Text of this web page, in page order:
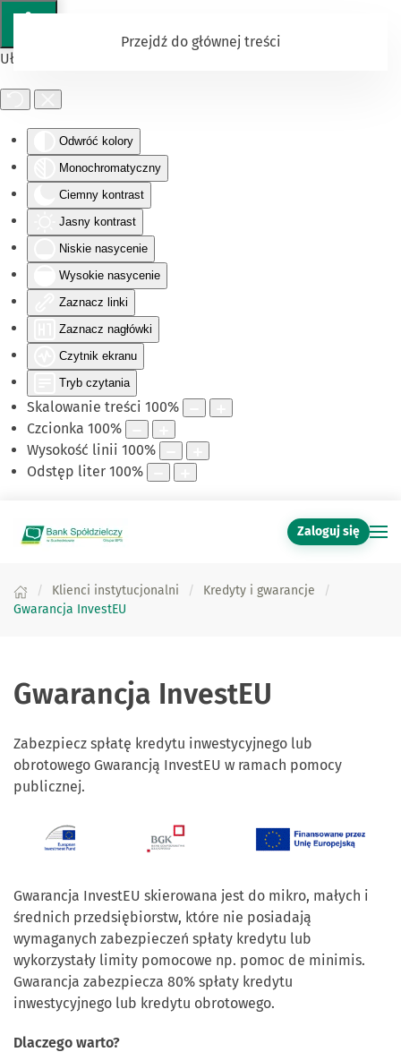
Ułatwienia dostępu
Odwróć kolory
Monochromatyczny
Ciemny kontrast
Jasny kontrast
Niskie nasycenie
Wysokie nasycenie
Zaznacz linki
Zaznacz nagłówki
Czytnik ekranu
Tryb czytania
Skalowanie treści 100%
Czcionka 100%
Wysokość linii 100%
Odstęp liter 100%
Przejdź do głównej treści
Zaloguj się
Klienci instytucjonalni
Kredyty i gwarancje
Gwarancja InvestEU
Gwarancja InvestEU
Zabezpiecz spłatę kredytu inwestycyjnego lub
obrotowego Gwarancją InvestEU w ramach pomocy
publicznej.
Gwarancja InvestEU skierowana jest do mikro, małych i
średnich przedsiębiorstw, które nie posiadają
wymaganych zabezpieczeń spłaty kredytu lub
wykorzystały limity pomocowe np. pomoc de minimis.
Gwarancja zabezpiecza 80% spłaty kredytu
inwestycyjnego lub kredytu obrotowego.
Dlaczego warto?